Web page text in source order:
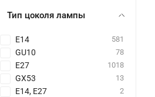
Тип цоколя лампы
E14 581
GU10 78
E27 1018
GX53 13
E14, E27 2